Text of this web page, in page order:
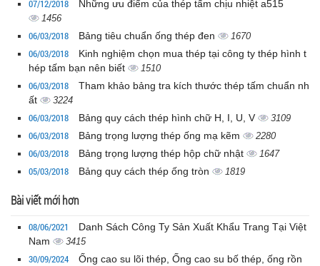
07/12/2018 Những ưu điểm của thép tấm chịu nhiệt a515
1456
06/03/2018 Bảng tiêu chuẩn ống thép đen 1670
06/03/2018
Kinh nghiệm chọn mua thép tại công ty thép hình t
hép tấm bạn nên biết
1510
06/03/2018
Tham khảo bảng tra kích thước thép tấm chuẩn nh
ất
3224
06/03/2018 Bảng quy cách thép hình chữ H, I, U, V 3109
06/03/2018 Bảng trọng lượng thép ống mạ kẽm 2280
06/03/2018 Bảng trọng lượng thép hộp chữ nhật 1647
05/03/2018 Bảng quy cách thép ống tròn 1819
Bài viết mới hơn
08/06/2021
Danh Sách Công Ty Sản Xuất Khẩu Trang Tại Việt
Nam
3415
30/09/2024
Ống cao su lõi thép, Ống cao su bố thép, ống rồn